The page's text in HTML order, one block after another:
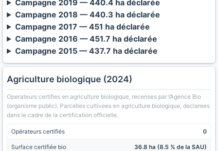
Campagne 2019 — 440.4 ha déclarée
Campagne 2018 — 440.3 ha déclarée
Campagne 2017 — 451 ha déclarée
Campagne 2016 — 451.7 ha déclarée
Campagne 2015 — 437.7 ha déclarée
Agriculture biologique (2024)
Operateurs certifies en agriculture biologique, recenses par l’Agence Bio
(organisme public). Parcelles cultivees en agriculture biologique, declarees
dans le cadre de la certification officielle.
Opérateurs certifiés 0
Surface certifiée bio 36.8 ha (8.5 % de la SAU)